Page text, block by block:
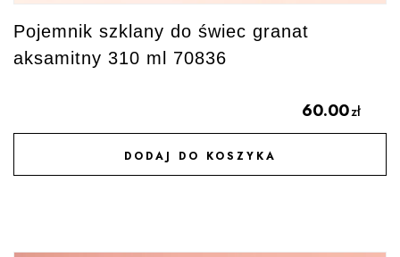
Pojemnik szklany do świec granat
aksamitny 310 ml 70836
60.00zł
DODAJ DO KOSZYKA
DODAJ DO ULUBIONYCH